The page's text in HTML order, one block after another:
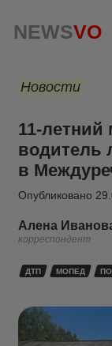
NEWSVO
Новости
11-летний
водитель
в
Опубликовано
Алена
корреспондент
ДТП МОПЕД